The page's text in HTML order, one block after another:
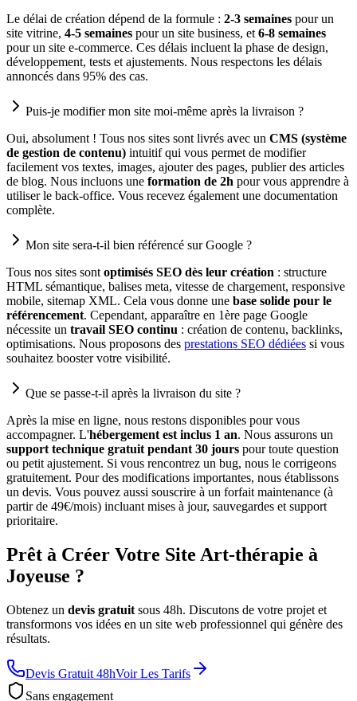
Le délai de création dépend de la formule : 2-3 semaines pour un
site vitrine, 4-5 semaines pour un site business, et 6-8 semaines
pour un site e-commerce. Ces délais incluent la phase de design,
développement, tests et ajustements. Nous respectons les délais
annoncés dans 95% des cas.
Puis-je modifier mon site moi-même après la livraison ?
Oui, absolument ! Tous nos sites sont livrés avec un CMS (système
de gestion de contenu) intuitif qui vous permet de modifier
facilement vos textes, images, ajouter des pages, publier des articles
de blog. Nous incluons une formation de 2h pour vous apprendre à
utiliser le back-office. Vous recevez également une documentation
complète.
Mon site sera-t-il bien référencé sur Google ?
Tous nos sites sont optimisés SEO dès leur création : structure
HTML sémantique, balises meta, vitesse de chargement, responsive
mobile, sitemap XML. Cela vous donne une base solide pour le
référencement. Cependant, apparaître en 1ère page Google
nécessite un travail SEO continu : création de contenu, backlinks,
optimisations. Nous proposons des prestations SEO dédiées si vous
souhaitez booster votre visibilité.
Que se passe-t-il après la livraison du site ?
Après la mise en ligne, nous restons disponibles pour vous
accompagner. L'hébergement est inclus 1 an. Nous assurons un
support technique gratuit pendant 30 jours pour toute question
ou petit ajustement. Si vous rencontrez un bug, nous le corrigeons
gratuitement. Pour des modifications importantes, nous établissons
un devis. Vous pouvez aussi souscrire à un forfait maintenance (à
partir de 49€/mois) incluant mises à jour, sauvegardes et support
prioritaire.
Prêt à Créer Votre Site Art-thérapie à
Joyeuse ?
Obtenez un devis gratuit sous 48h. Discutons de votre projet et
transformons vos idées en un site web professionnel qui génère des
résultats.
Devis Gratuit 48hVoir Les Tarifs
Sans engagement